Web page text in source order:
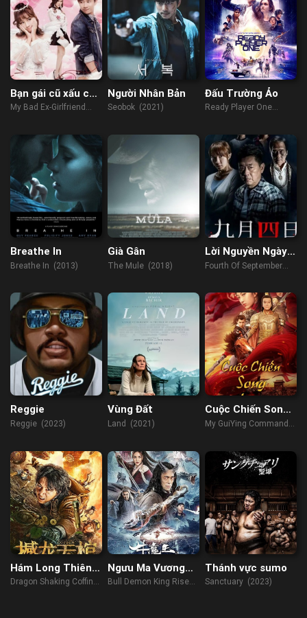
Bạn gái cũ xấu của
tôi
My Bad Ex-Girlfriend
Người Nhân Bản
Seobok (2021)
Đấu Trường Ảo
Ready Player One
Breathe In
Breathe In (2013)
Già Gân
The Mule (2018)
Lời Nguyền Ngày 4
Tháng 9
Fourth Of September
Reggie
Reggie (2023)
Vùng Đất
Land (2021)
Cuộc Chiến Song
Liao
My GuiYing Command
Hám Long Thiên
Quan
Dragon Shaking Coffin
Ngưu Ma Vương
Trở Lại
Bull Demon King Rise
Thánh vực sumo
Sanctuary (2023)